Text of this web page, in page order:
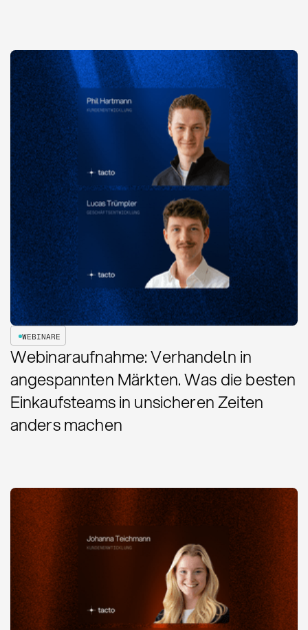
WEBINARE
Webinaraufnahme: Verhandeln in
angespannten Märkten. Was die besten
Einkaufsteams in unsicheren Zeiten
anders machen